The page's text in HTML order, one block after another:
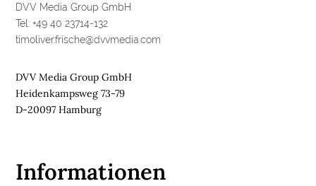
DVV Media Group GmbH
Tel: +49 40 23714-132
timoliver.frische@dvvmedia.com
DVV Media Group GmbH
Heidenkampsweg 73-79
D-20097 Hamburg
Informationen